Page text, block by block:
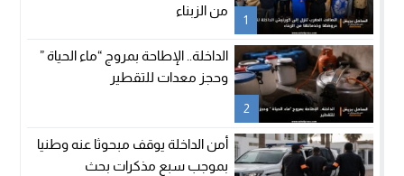
1
من الزبناء
2
الداخلة.. الإطاحة بمروج “ماء الحياة ”
وحجز معدات للتقطير
أمن الداخلة يوقف مبحوثا عنه وطنيا
بموجب سبع مذكرات بحث